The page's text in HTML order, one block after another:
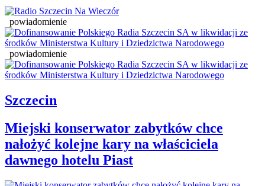
powiadomienie
powiadomienie
Szczecin
Miejski konserwator zabytków chce
nałożyć kolejne kary na właściciela
dawnego hotelu Piast